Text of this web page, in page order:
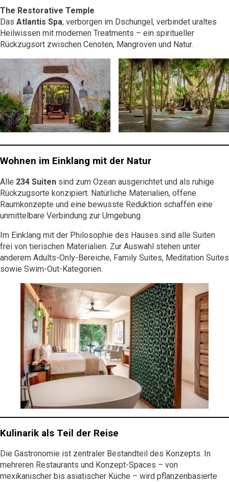
The Restorative Temple
Das Atlantis Spa, verborgen im Dschungel, verbindet uraltes
Heilwissen mit modernen Treatments – ein spiritueller
Rückzugsort zwischen Cenoten, Mangroven und Natur.
Wohnen im Einklang mit der Natur
Alle 234 Suiten sind zum Ozean ausgerichtet und als ruhige
Rückzugsorte konzipiert. Natürliche Materialien, offene
Raumkonzepte und eine bewusste Reduktion schaffen eine
unmittelbare Verbindung zur Umgebung.
Im Einklang mit der Philosophie des Hauses sind alle Suiten
frei von tierischen Materialien. Zur Auswahl stehen unter
anderem Adults-Only-Bereiche, Family Suites, Meditation Suites
sowie Swim-Out-Kategorien.
Kulinarik als Teil der Reise
Die Gastronomie ist zentraler Bestandteil des Konzepts. In
mehreren Restaurants und Konzept-Spaces – von
mexikanischer bis asiatischer Küche – wird pflanzenbasierte